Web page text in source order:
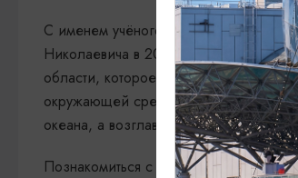
С именем учёного-географа связаны
Николаевича в 2018 году было
области, которое поспособствовало
окружающей среды. Напомним, что
океана, а возглавляет отделение
Познакомиться с удивительными и